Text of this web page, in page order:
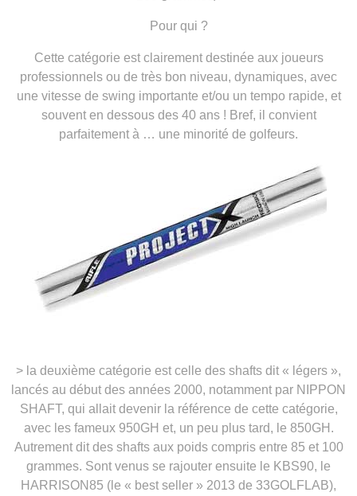
Pour qui ?
Cette catégorie est clairement destinée aux joueurs
professionnels ou de très bon niveau, dynamiques, avec
une vitesse de swing importante et/ou un tempo rapide, et
souvent en dessous des 40 ans ! Bref, il convient
parfaitement à … une minorité de golfeurs.
> la deuxième catégorie est celle des shafts dit « légers »,
lancés au début des années 2000, notamment par NIPPON
SHAFT, qui allait devenir la référence de cette catégorie,
avec les fameux 950GH et, un peu plus tard, le 850GH.
Autrement dit des shafts aux poids compris entre 85 et 100
grammes. Sont venus se rajouter ensuite le KBS90, le
HARRISON85 (le « best seller » 2013 de 33GOLFLAB),